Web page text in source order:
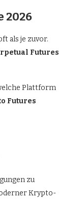
2026
als je zuvor.
Futures
Plattform
Futures
zu
Krypto-